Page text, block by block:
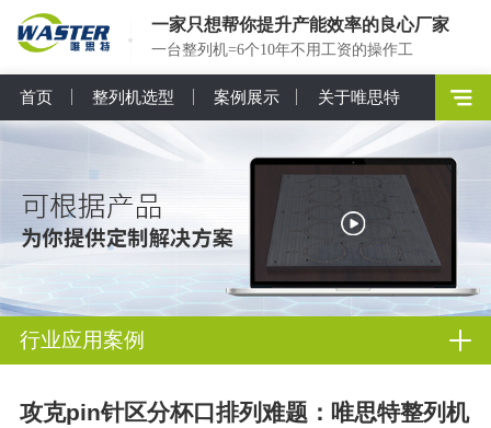
一家只想帮你提升产能效率的良心厂家
一台整列机=6个10年不用工资的操作工
首页 整列机选型 案例展示 关于唯思特
行业应用案例
攻克pin针区分杯口排列难题：唯思特整列机